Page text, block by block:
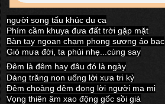
người song tấu khúc du ca
Phím cầm khuya đưa đất trời gặp mặt
Bàn tay ngoan chạm phong sương áo bạc
Gió mưa đời, ta phủi nhẹ...cùng say
Đêm là đêm hay đâu đó là ngày
Dáng trăng non uống lời xưa tri kỷ
Đêm choàng đêm đong lời người ma mị
Vọng thiên âm xao động gốc sồi già